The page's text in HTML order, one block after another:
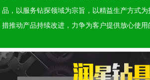
品，以服务钻探领域为宗旨，以精益生产方式
措推动产品持续改进，力争为客户提供放心使用